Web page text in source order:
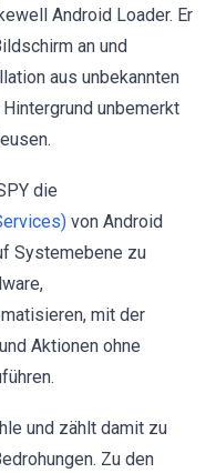
Android Loader. Er
an und
aus unbekannten
unbemerkt
die
von Android
Systemebene zu
mit der
Aktionen ohne
und zählt damit zu
Zu den